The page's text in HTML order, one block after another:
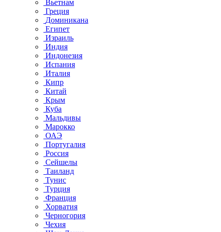
Вьетнам
Греция
Доминикана
Египет
Израиль
Индия
Индонезия
Испания
Италия
Кипр
Китай
Крым
Куба
Мальдивы
Марокко
ОАЭ
Португалия
Россия
Сейшелы
Таиланд
Тунис
Турция
Франция
Хорватия
Черногория
Чехия